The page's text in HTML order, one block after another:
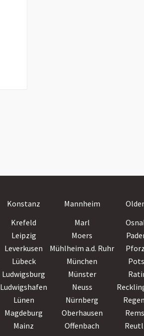
Konstanz Mannheim
Krefeld Marl
Leipzig Moers
Leverkusen Mühlheim a.d. Ruhr
Lübeck München
Ludwigsburg Münster
Ludwigshafen Neuss
Lünen Nürnberg
Magdeburg Oberhausen
Mainz Offenbach